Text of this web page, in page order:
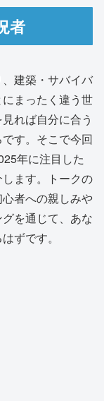
者
建築・サバイバ
まったく違う世
れば自分に合う
す。そこで今回
年に注目した
ます。トークの
者への親しみや
を通じて、あな
ずです。